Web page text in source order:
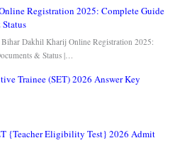
Registration 2025: Complete Guide
Dakhil Kharij Online Registration 2025:
& Status |…
Trainee (SET) 2026 Answer Key
{Teacher Eligibility Test} 2026 Admit